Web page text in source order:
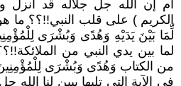
أم إن الله جل جلاله قد أنزل
الكريم ) على قلب النبي!!؟؟ ما
لِّمَا بَيْنَ يَدَيْهِ وَهُدًى وَبُشْرَى
لما بين يدي النبي من
من الكتاب وَهُدًى وَبُشْرَى لِلْمُؤْمِنِينَ!!؟؟ ( 97
في الآية التي تليها يبين لنا